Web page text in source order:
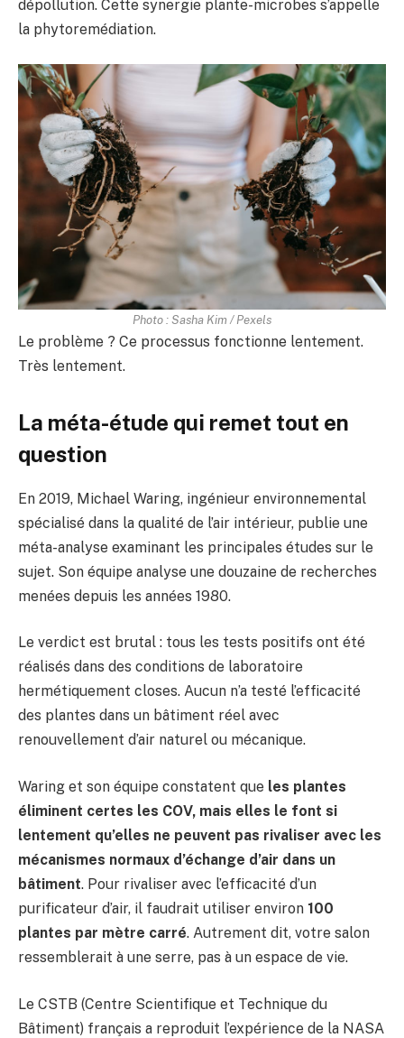
dépollution. Cette synergie plante-microbes s’appelle
la phytoremédiation.
Photo : Sasha Kim / Pexels
Le problème ? Ce processus fonctionne lentement.
Très lentement.
La méta-étude qui remet tout en
question
En 2019, Michael Waring, ingénieur environnemental
spécialisé dans la qualité de l’air intérieur, publie une
méta-analyse examinant les principales études sur le
sujet. Son équipe analyse une douzaine de recherches
menées depuis les années 1980.
Le verdict est brutal : tous les tests positifs ont été
réalisés dans des conditions de laboratoire
hermétiquement closes. Aucun n’a testé l’efficacité
des plantes dans un bâtiment réel avec
renouvellement d’air naturel ou mécanique.
Waring et son équipe constatent que les plantes
éliminent certes les COV, mais elles le font si
lentement qu’elles ne peuvent pas rivaliser avec les
mécanismes normaux d’échange d’air dans un
bâtiment. Pour rivaliser avec l’efficacité d’un
purificateur d’air, il faudrait utiliser environ 100
plantes par mètre carré. Autrement dit, votre salon
ressemblerait à une serre, pas à un espace de vie.
Le CSTB (Centre Scientifique et Technique du
Bâtiment) français a reproduit l’expérience de la NASA